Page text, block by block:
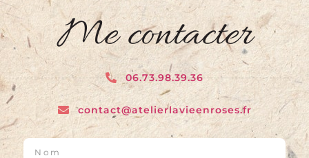
Me contacter
06.73.98.39.36
contact@atelierlavieenroses.fr